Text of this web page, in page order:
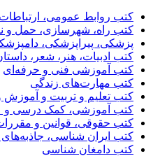
کتب روابط عمومی، ارتباطات
کتب راه، شهرسازی، حمل و
پزشکی، پیراپزشکی،
کتب ادبیات، هنر، شعر،
کتب آموزشی فنی و حرفه‌ای
کتب مهارت‌های زندگی
کتب تعلیم و تربیت و
کتب آموزشی، کمک درسی و
کتب حقوقی، قوانین و
کتب ایران شناسی،
کتب دامغان شناسی